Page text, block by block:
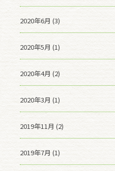
2020年6月 (3)
2020年5月 (1)
2020年4月 (2)
2020年3月 (1)
2019年11月 (2)
2019年7月 (1)